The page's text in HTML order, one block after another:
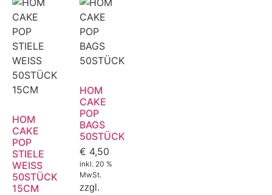
HOM
CAKE
POP
STIELE
WEISS
50STÜCK
15CM
HOM
CAKE
POP
BAGS
50STÜCK
€ 4,50
inkl. 20 %
MwSt.
zzgl.